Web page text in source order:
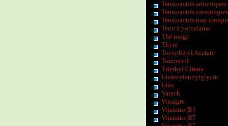
Tensioactifs anioniques
Tensioactifs cationiques
Tensioactifs non
Terre à porcelaine
Thé rouge
Thym
Tocopheryl Acetate
Tournesol
Triethyl Citrate
Undecylenoylglycin
Urée
Varech
Vinaigre
Vitamine B3
Vitamine B5